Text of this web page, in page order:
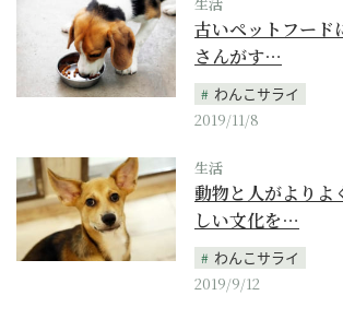
古いペットフード
さんがす…
わんこサライ
2019/11/8
生活
動物と人がよりよ
しい文化を…
わんこサライ
2019/9/12